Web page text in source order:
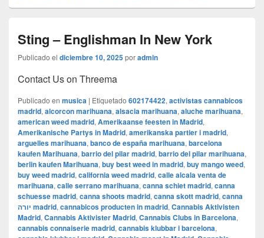
Sting – Englishman In New York
Publicado el diciembre 10, 2025poradmin
Contact Us on Threema
Publicado en musica | Etiquetado 602174422, activistas cannabicos
madrid, alcorcon marihuana, alsacia marihuana, aluche marihuana,
american weed madrid, Amerikaanse feesten in Madrid,
Amerikanische Partys in Madrid, amerikanska partier i madrid,
arguelles marihuana, banco de españa marihuana, barcelona
kaufen Marihuana, barrio del pilar madrid, barrio del pilar marihuana,
berlin kaufen Marihuana, buy best weed in madrid, buy mango weed,
buy weed madrid, california weed madrid, calle alcala venta de
marihuana, calle serrano marihuana, canna schiet madrid, canna
schuesse madrid, canna shoots madrid, canna skott madrid, canna
יורה madrid, cannabicos producten in madrid, Cannabis Aktivisten
Madrid, Cannabis Aktivister Madrid, Cannabis Clubs in Barcelona,
cannabis connaiserie madrid, cannabis klubbar i barcelona,